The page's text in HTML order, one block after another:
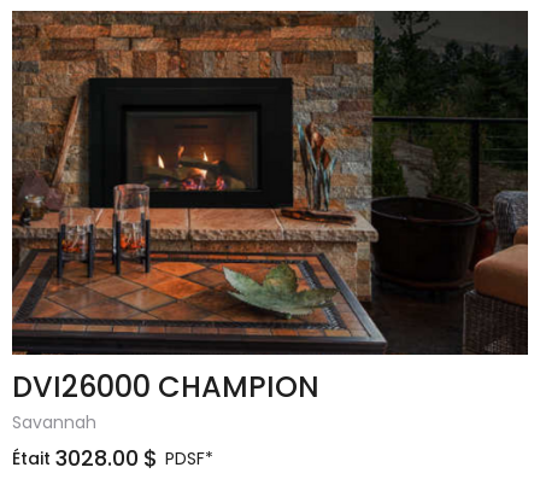
DVI26000 CHAMPION
Savannah
Était 3028.00 $ PDSF*